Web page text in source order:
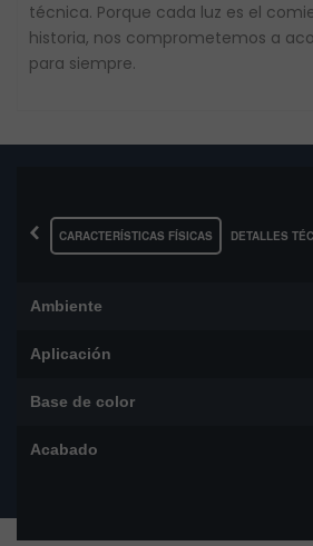
técnica. Porque cada luz es el
historia, nos comprometemos a
para siempre.
‹ CARACTERÍSTICAS FÍSICAS DETALLES
Ambiente
Aplicación
Base de color
Acabado